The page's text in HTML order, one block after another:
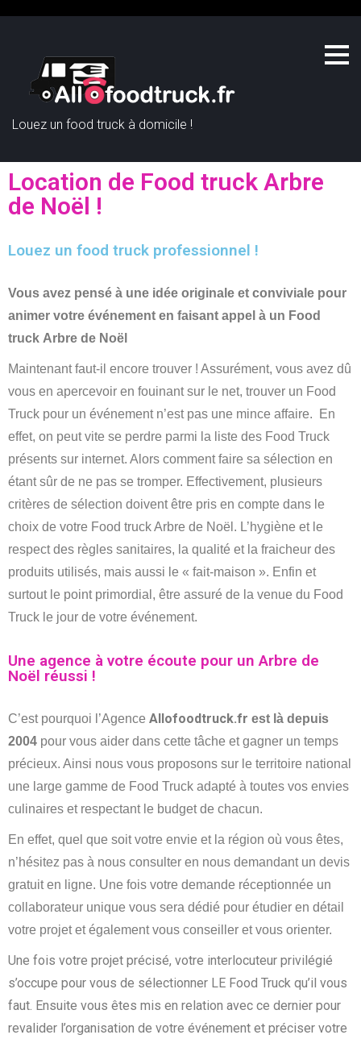
Louez un food truck à domicile !
Location de Food truck Arbre
de Noël !
Louez un food truck professionnel !
Vous avez pensé à une idée originale et conviviale pour
animer votre événement en faisant appel à un Food
truck Arbre de Noël
Maintenant faut-il encore trouver ! Assurément, vous avez dû
vous en apercevoir en fouinant sur le net, trouver un Food
Truck pour un événement n’est pas une mince affaire. En
effet, on peut vite se perdre parmi la liste des Food Truck
présents sur internet. Alors comment faire sa sélection en
étant sûr de ne pas se tromper. Effectivement, plusieurs
critères de sélection doivent être pris en compte dans le
choix de votre Food truck Arbre de Noël. L’hygiène et le
respect des règles sanitaires, la qualité et la fraicheur des
produits utilisés, mais aussi le « fait-maison ». Enfin et
surtout le point primordial, être assuré de la venue du Food
Truck le jour de votre événement.
Une agence à votre écoute pour un Arbre de
Noël réussi !
C’est pourquoi l’Agence Allofoodtruck.fr est là depuis
2004 pour vous aider dans cette tâche et gagner un temps
précieux. Ainsi nous vous proposons sur le territoire national
une large gamme de Food Truck adapté à toutes vos envies
culinaires et respectant le budget de chacun.
En effet, quel que soit votre envie et la région où vous êtes,
n’hésitez pas à nous consulter en nous demandant un devis
gratuit en ligne. Une fois votre demande réceptionnée un
collaborateur unique vous sera dédié pour étudier en détail
votre projet et également vous conseiller et vous orienter.
Une fois votre projet précisé, votre interlocuteur privilégié
s’occupe pour vous de sélectionner LE Food Truck qu’il vous
faut. Ensuite vous êtes mis en relation avec ce dernier pour
revalider l’organisation de votre événement et préciser votre